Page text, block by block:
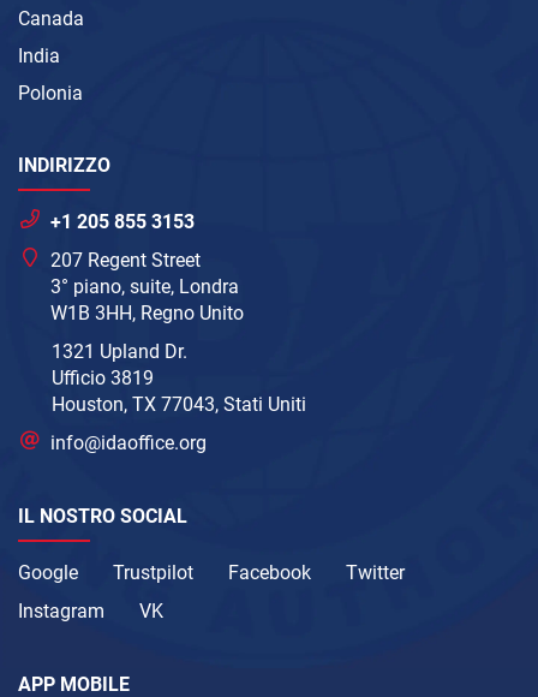
Canada
India
Polonia
INDIRIZZO
+1 205 855 3153
207 Regent Street
3° piano, suite, Londra
W1B 3HH, Regno Unito
1321 Upland Dr.
Ufficio 3819
Houston, TX 77043, Stati Uniti
info@idaoffice.org
IL NOSTRO SOCIAL
Google Trustpilot Facebook
Twitter
Instagram
VK
APP MOBILE